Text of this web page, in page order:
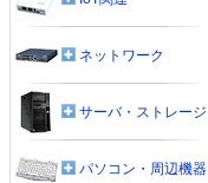
ネットワーク
サーバ・ストレージ
パソコン・周辺機器